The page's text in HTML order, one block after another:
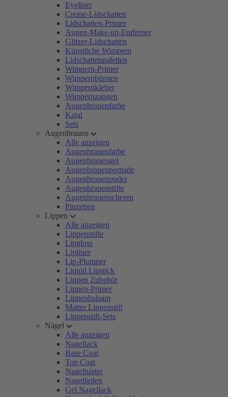
Eyeliner
Creme-Lidschatten
Lidschatten-Primer
Augen-Make-up-Entferner
Glitzer-Lidschatten
Künstliche Wimpern
Lidschattenpaletten
Wimpern-Primer
Wimpernbürsten
Wimpernkleber
Wimpernzangen
Augenbrauenfarbe
Kajal
Sets
Augenbrauen
Alle anzeigen
Augenbrauenfarbe
Augenbrauengel
Augenbrauenpomade
Augenbrauenpuder
Augenbrauenstifte
Augenbrauenscheren
Pinzetten
Lippen
Alle anzeigen
Lippenstifte
Lipgloss
Lipliner
Lip-Plumper
Liquid Lipstick
Lippen Zubehör
Lippen-Primer
Lippenbalsam
Matter Lippenstift
Lippenstift-Sets
Nägel
Alle anzeigen
Nagellack
Base Coat
Top Coat
Nagelhärter
Nagelfeilen
Gel Nagellack